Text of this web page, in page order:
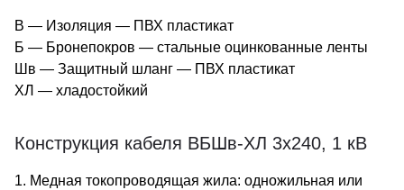
В — Изоляция — ПВХ пластикат
Б — Бронепокров — стальные оцинкованные ленты
Шв — Защитный шланг — ПВХ пластикат
ХЛ — хладостойкий
Конструкция кабеля ВБШв-ХЛ 3х240, 1 кВ
1. Медная токопроводящая жила: одножильная или